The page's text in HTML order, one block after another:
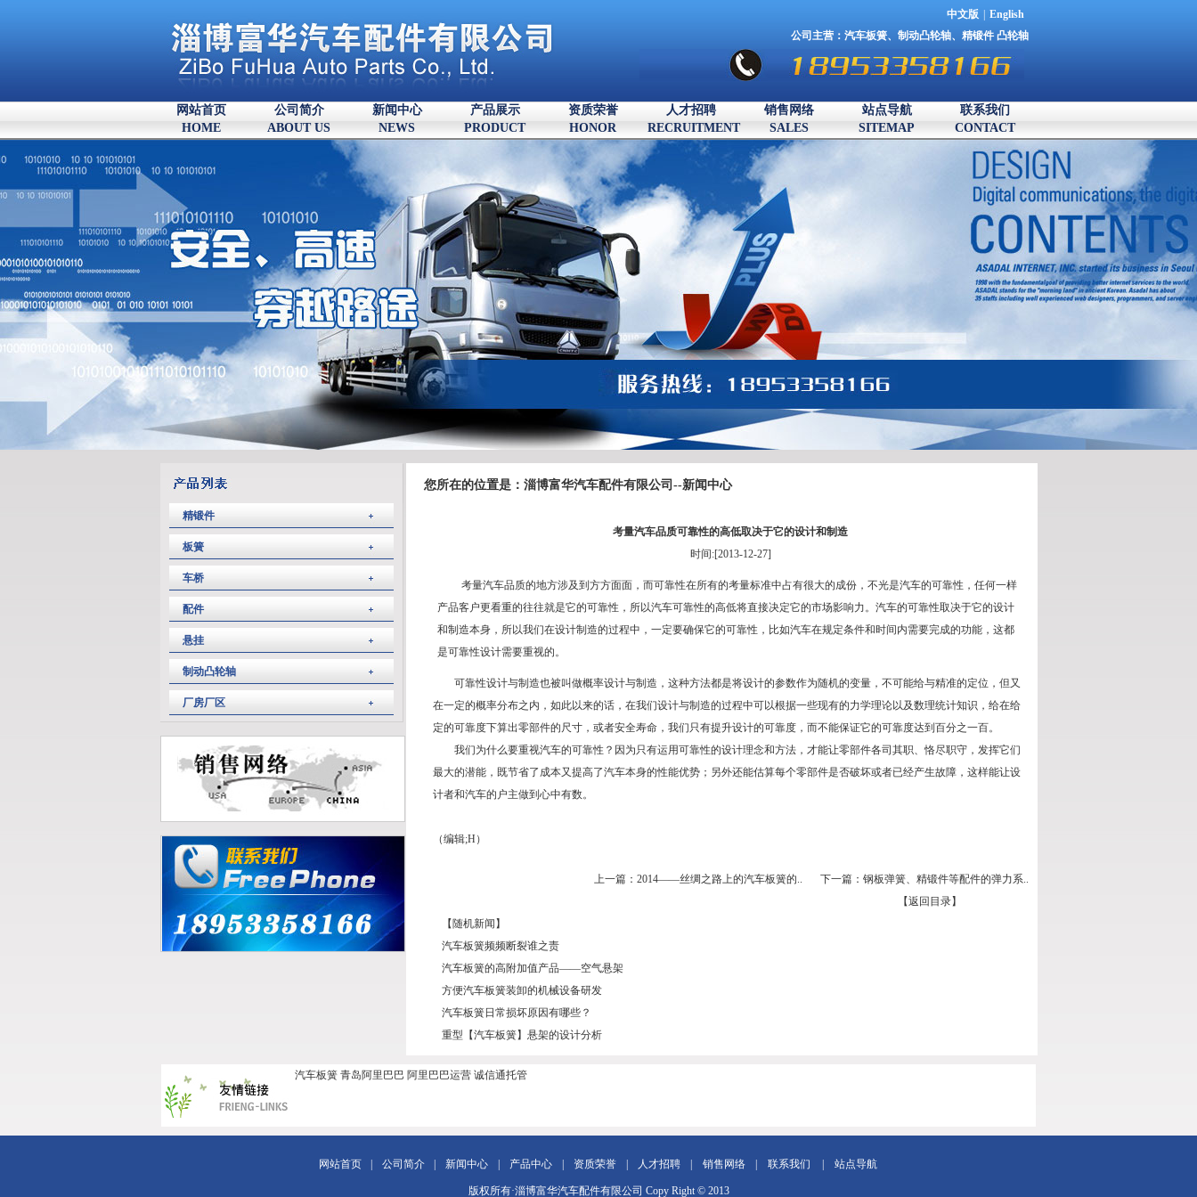
中文版
English
公司主营： 汽车板簧、 制动凸轮轴、 精锻件 凸轮轴
网站首页
HOME
公司简介
ABOUT US
新闻中心
NEWS
产品展示
PRODUCT
资质荣誉
HONOR
人才招聘
RECRUITMENT
销售网络
SALES
站点导航
SITEMAP
联系我们
CONTACT
精锻件
板簧
车桥
配件
悬挂
制动凸轮轴
厂房厂区
您所在的位置是：淄博富华汽车配件有限公司--新闻中心
考量汽车品质可靠性的高低取决于它的设计和制造
时间:[2013-12-27]
考量汽车品质的地方涉及到方方面面，而可靠性在所有的考量标准中占有很大的成份，不光是汽车的可靠性，任何一样
产品客户更看重的往往就是它的可靠性，所以汽车可靠性的高低将直接决定它的市场影响力。汽车的可靠性取决于它的设计
和制造本身，所以我们在设计制造的过程中，一定要确保它的可靠性，比如汽车在规定条件和时间内需要完成的功能，这都
是可靠性设计需要重视的。
可靠性设计与制造也被叫做概率设计与制造，这种方法都是将设计的参数作为随机的变量，不可能给与精准的定位，但又
在一定的概率分布之内，如此以来的话，在我们设计与制造的过程中可以根据一些现有的力学理论以及数理统计知识，给在给
定的可靠度下算出零部件的尺寸，或者安全寿命，我们只有提升设计的可靠度，而不能保证它的可靠度达到百分之一百。
我们为什么要重视汽车的可靠性？因为只有运用可靠性的设计理念和方法，才能让零部件各司其职、恪尽职守，发挥它们
最大的潜能，既节省了成本又提高了汽车本身的性能优势；另外还能估算每个零部件是否破坏或者已经产生故障，这样能让设
计者和汽车的户主做到心中有数。
（编辑;H）
钢板弹簧、精锻件等配件的弹力系..
下一篇：
2014——丝绸之路上的汽车板簧的..
上一篇：
【返回目录】
【随机新闻】
汽车板簧频频断裂谁之责
汽车板簧的高附加值产品——空气悬架
方便汽车板簧装卸的机械设备研发
汽车板簧日常损坏原因有哪些？
重型【汽车板簧】悬架的设计分析
汽车板簧 青岛阿里巴巴 阿里巴巴运营 诚信通托管
网站首页 公司简介 新闻中心 产品中心 资质荣誉 人才招聘 销售网络 联系我们 站点导航
版权所有·淄博富华汽车配件有限公司 Copy Right © 2013